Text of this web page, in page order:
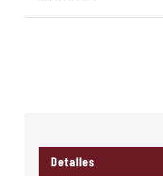
Detalles